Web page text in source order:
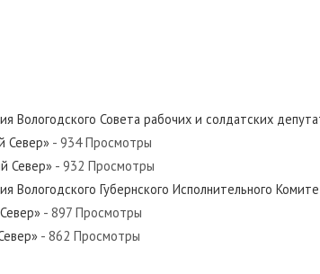
Север»
Вологодского Совета рабочих и солдатских
Север» - 934 Просмотры
Север» - 932 Просмотры
Вологодского Губернского Исполнительного
- 897 Просмотры
- 862 Просмотры